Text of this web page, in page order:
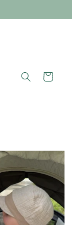
Warenkorb